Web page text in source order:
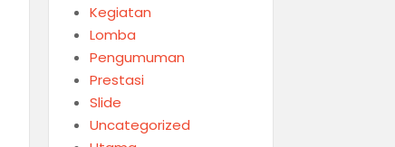
Kegiatan
Lomba
Pengumuman
Prestasi
Slide
Uncategorized